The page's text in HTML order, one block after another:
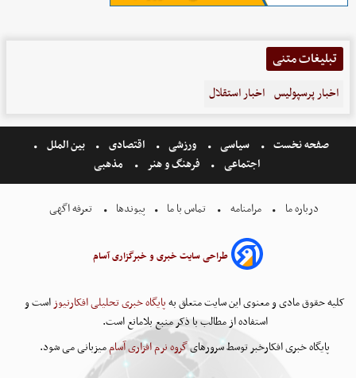
تبلیغات متنی
اخبار پرسپولیس اخبار استقلال
صفحه نخست سیاسی ورزشی اقتصادی
بین الملل
اجتماعی
فرهنگ و هنر مذهبی
درباره ما مرامنامه تماس با ما پیوندها تعرفه اگهی
طراحی سایت خبری و خبرگزاری آسام
کلیه حقوق مادی و معنوی این سایت متعلق بهپایگاه خبری تحلیلی افکارنیوزاست و
استفاده از مطالب با ذکر منبع بلامانع است.
پایگاه خبری افکارخبر توسط سرورهایگروه نرم افزاری آساممیزبانی می شود.